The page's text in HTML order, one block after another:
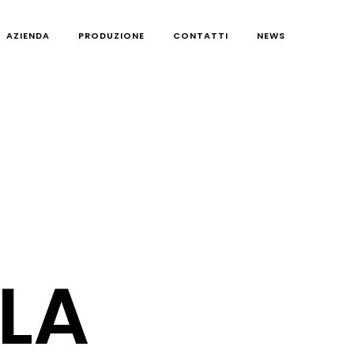
AZIENDA PRODUZIONE CONTATTI NEWS